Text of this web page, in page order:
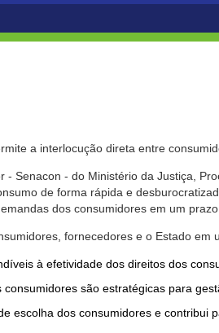
a interlocução direta entre
Senacon - do Ministério da Justiça,
de forma rápida e
dos consumidores em um
fornecedores e o Estado em
à efetividade dos direitos dos
são estratégicas para
escolha dos consumidores e contribui